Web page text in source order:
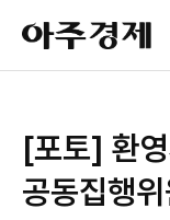
아
주
경
[포토] 환
공동집행